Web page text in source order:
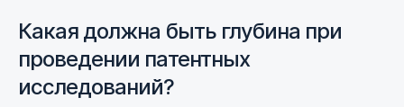
Какая должна быть глубина при
проведении патентных
исследований?